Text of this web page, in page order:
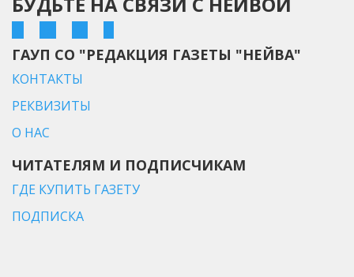
ГАУП СО "РЕДАКЦИЯ ГАЗЕТЫ "НЕЙВА"
КОНТАКТЫ
РЕКВИЗИТЫ
О НАС
ЧИТАТЕЛЯМ И ПОДПИСЧИКАМ
ГДЕ КУПИТЬ ГАЗЕТУ
ПОДПИСКА